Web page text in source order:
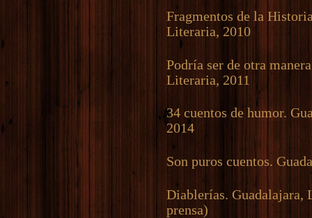
Fragmentos de la
Literaria, 2010
Podría ser de otra
Literaria, 2011
34 cuentos de humor.
2014
Son puros cuentos.
Diablerías. Guadalajara,
prensa)